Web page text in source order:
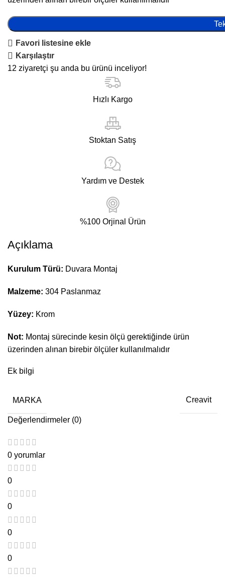
Favori listesine ekle
Karşılaştır
12 ziyaretçi şu anda bu ürünü inceliyor!
Hızlı Kargo
Stoktan Satış
Yardım ve Destek
%100 Orjinal Ürün
Açıklama
Kurulum Türü: Duvara Montaj
Malzeme: 304 Paslanmaz
Yüzey: Krom
Not: Montaj sürecinde kesin ölçü gerektiğinde ürün
üzerinden alınan birebir ölçüler kullanılmalıdır
Ek bilgi
MARKA Creavit
Değerlendirmeler (0)
0 yorumlar
0
0
0
0